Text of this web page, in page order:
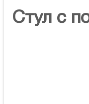
Стул с